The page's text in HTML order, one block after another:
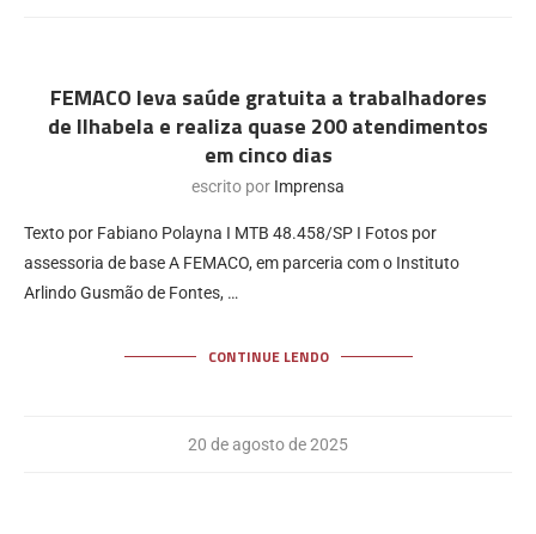
FEMACO leva saúde gratuita a trabalhadores
de Ilhabela e realiza quase 200 atendimentos
em cinco dias
escrito por Imprensa
Texto por Fabiano Polayna I MTB 48.458/SP I Fotos por
assessoria de base A FEMACO, em parceria com o Instituto
Arlindo Gusmão de Fontes, …
CONTINUE LENDO
20 de agosto de 2025